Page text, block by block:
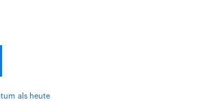
als heute